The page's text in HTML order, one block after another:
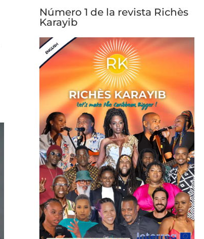
Número 1 de la revista Richès
Karayib